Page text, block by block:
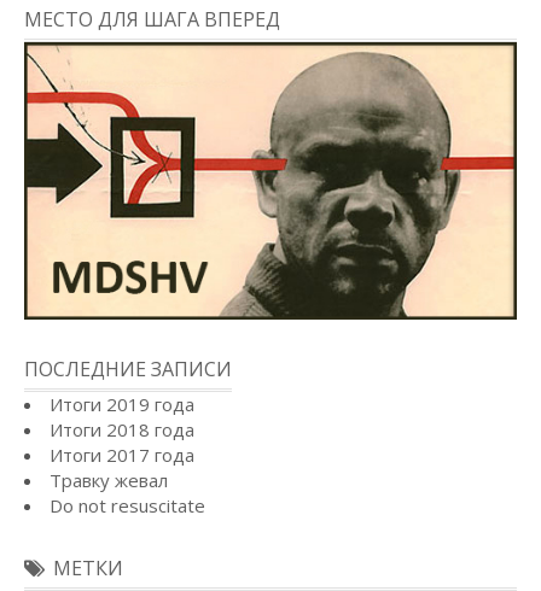
МЕСТО ДЛЯ ШАГА ВПЕРЕД
ПОСЛЕДНИЕ ЗАПИСИ
Итоги 2019 года
Итоги 2018 года
Итоги 2017 года
Травку жевал
Do not resuscitate
МЕТКИ